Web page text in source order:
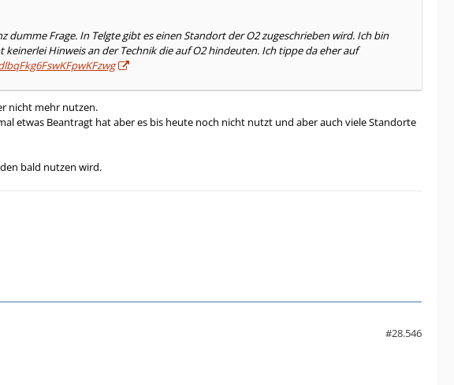
Frage. In Telgte gibt es einen Standort der O2 zugeschrieben wird. Ich bin
Hinweis an der Technik die auf O2 hindeuten. Ich tippe da eher auf
nicht mehr nutzen.
etwas Beantragt hat aber es bis heute noch nicht nutzt und aber auch viele Standorte
bald nutzen wird.
#28.546